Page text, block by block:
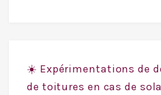
☀️ Expérimentations de
de toitures en cas de